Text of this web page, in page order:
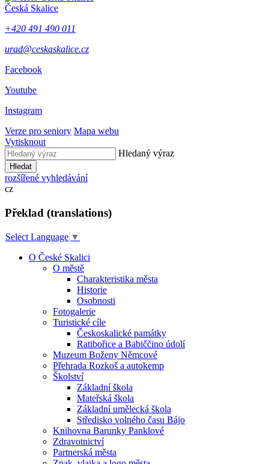
Česká Skalice
+420 491 490 011
urad@ceskaskalice.cz
Facebook
Youtube
Instagram
Verze pro seniory Mapa webu
Vytisknout
Hledaný výraz
Hledat
rozšířené vyhledávání
cz
Překlad (translations)
Select Language ▼
O České Skalici
O městě
Charakteristika města
Historie
Osobnosti
Fotogalerie
Turistické cíle
Českoskalické památky
Ratibořice a Babiččino údolí
Muzeum Boženy Němcové
Přehrada Rozkoš a autokemp
Školství
Základní škola
Mateřská škola
Základní umělecká škola
Středisko volného času Bájo
Knihovna Barunky Panklové
Zdravotnictví
Partnerská města